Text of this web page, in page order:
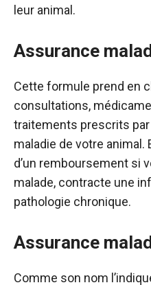
leur animal.
Assurance
Cette formule prend en
consultations,
traitements prescrits
maladie de votre
d’un remboursement si
malade, contracte une
pathologie chronique.
Assurance
Comme son nom